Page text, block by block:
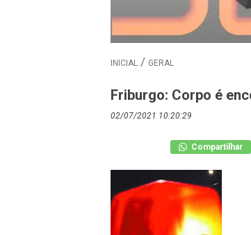
INICIAL GERAL
Friburgo: Corpo é
02/07/2021 10:20:29
Compartilhar